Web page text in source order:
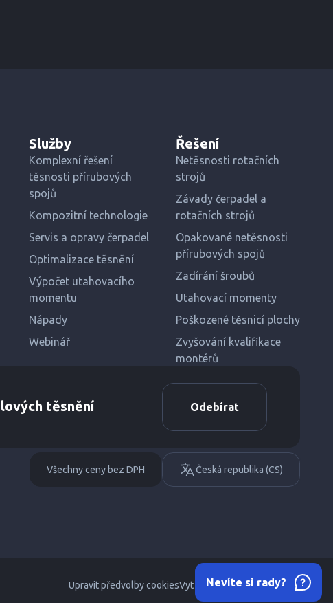
Služby
Komplexní řešení
těsnosti přírubových
spojů
Kompozitní technologie
Servis a opravy čerpadel
Optimalizace těsnění
Výpočet utahovacího
momentu
Nápady
Webinář
Řešení
Netěsnosti rotačních
strojů
Závady čerpadel a
rotačních strojů
Opakované netěsnosti
přírubových spojů
Zadírání šroubů
Utahovací momenty
Poškozené těsnicí plochy
Zvyšování kvalifikace
montérů
těsnění Odebírat
Všechny ceny bez DPH Česká republika (CS)
Upravit předvolby cookiesVytvořeno servisdesign
Nevíte si rady?